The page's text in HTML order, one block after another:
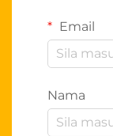
Email
Nama